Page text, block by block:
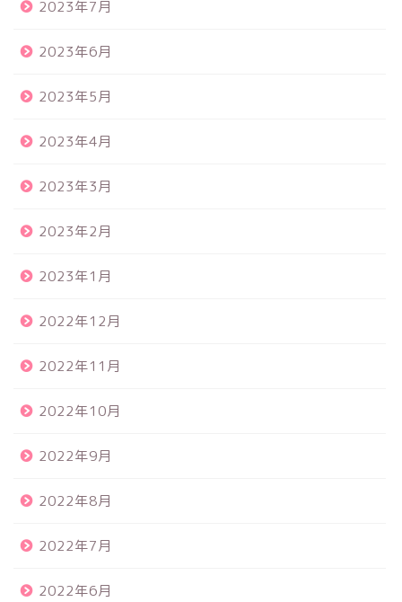
2023年7月
2023年6月
2023年5月
2023年4月
2023年3月
2023年2月
2023年1月
2022年12月
2022年11月
2022年10月
2022年9月
2022年8月
2022年7月
2022年6月